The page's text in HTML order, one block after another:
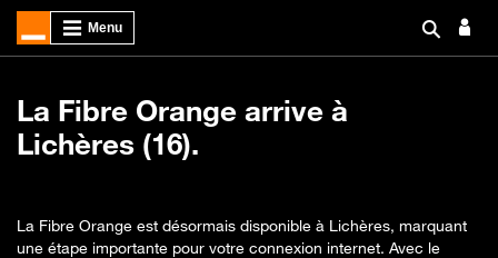
La Fibre Orange arrive à
Lichères (16).
La Fibre Orange est désormais disponible à Lichères, marquant
une étape importante pour votre connexion internet. Avec le